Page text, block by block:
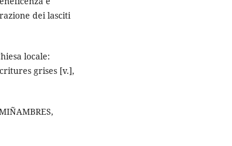
dei lasciti
locale:
grises [v.],